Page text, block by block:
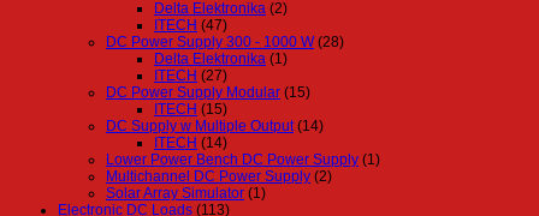
Delta Elektronika (2)
ITECH (47)
DC Power Supply 300 - 1000 W (28)
Delta Elektronika (1)
ITECH (27)
DC Power Supply Modular (15)
ITECH (15)
DC Supply w Multiple Output (14)
ITECH (14)
Lower Power Bench DC Power Supply (1)
Multichannel DC Power Supply (2)
Solar Array Simulator (1)
Electronic DC Loads (113)